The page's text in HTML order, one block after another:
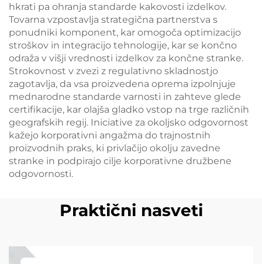
hkrati pa ohranja standarde kakovosti izdelkov.
Tovarna vzpostavlja strategična partnerstva s
ponudniki komponent, kar omogoča optimizacijo
stroškov in integracijo tehnologije, kar se končno
odraža v višji vrednosti izdelkov za končne stranke.
Strokovnost v zvezi z regulativno skladnostjo
zagotavlja, da vsa proizvedena oprema izpolnjuje
mednarodne standarde varnosti in zahteve glede
certifikacije, kar olajša gladko vstop na trge različnih
geografskih regij. Iniciative za okoljsko odgovornost
kažejo korporativni angažma do trajnostnih
proizvodnih praks, ki privlačijo okolju zavedne
stranke in podpirajo cilje korporativne družbene
odgovornosti.
Praktični nasveti